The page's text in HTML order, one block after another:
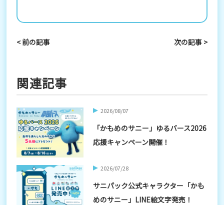
< 前の記事 次の記事 >
関連記事
2026/08/07
「かもめのサニー」ゆるバース2026
応援キャンペーン開催！
2026/07/28
サニパック公式キャラクター「かも
めのサニー」LINE絵文字発売！